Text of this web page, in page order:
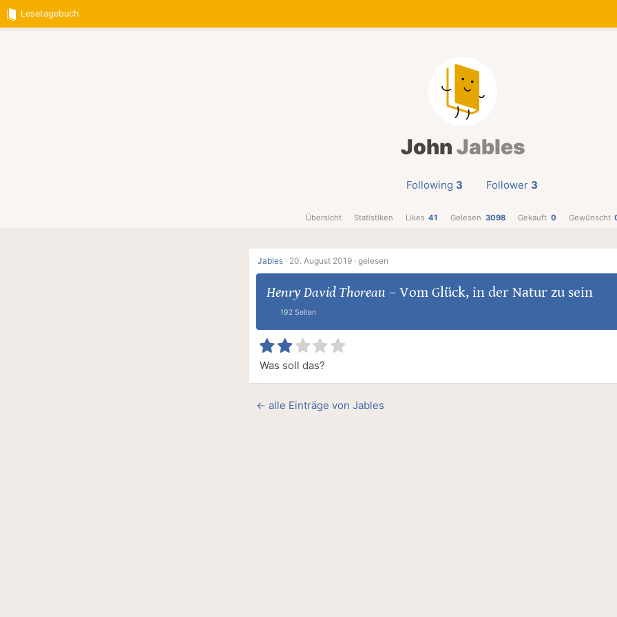
Lesetagebuch
JohnJables
Following 3 Follower 3
Übersicht Statistiken Likes 41 Gelesen 3098 Gekauft 0 Gewünscht
Jables · 20. August 2019 · gelesen
Henry David Thoreau – Vom Glück, in der Natur zu sein
192 Seiten
Was soll das?
← alle Einträge von Jables